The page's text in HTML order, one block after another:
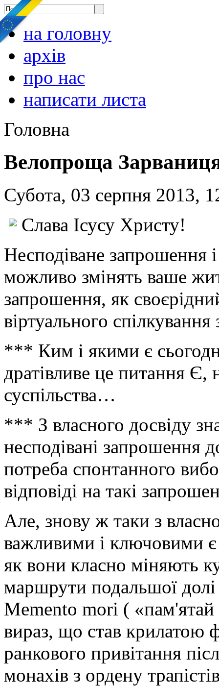
на головну
архів
про нас
написати листа
Головна
Велопроща
Субота, 03 серпня 2013,
Слава Ісусу Христу!
Несподіване запрошення
можливо змінять ваше
запрошення, як
віртуального
*** Ким і якими є
дратівливе це питання Є,
суспільства…
*** З власного досвіду
несподівані запрошення
потреба спонтанного
відповіді на такі
Але, знову ж таки з
важливими і ключовими є
як вони класно міняють
маршрути подальшої
Memento mori (
вираз, що став крилатою
ранкового привітання
монахів з ордену